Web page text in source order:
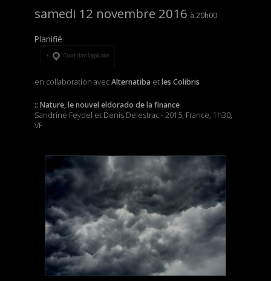
samedi 12 novembre 2016 20h00
Planifié
Ouvrir dans l’application
en collaboration avecAlternatiba etles Colibris
:: Nature, le nouvel eldorado de la finance
Sandrine Feydel et Denis Delestrac - 2015, France, 1h30,
VF